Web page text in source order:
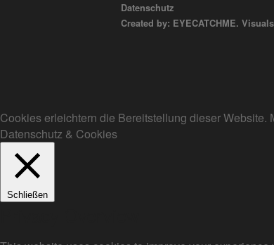
Datenschutz
Created by: EYECATCHME. Visuals
Cookies erleichtern die Bereitstellung dieser
Datenschutz & Cookies
Schließen